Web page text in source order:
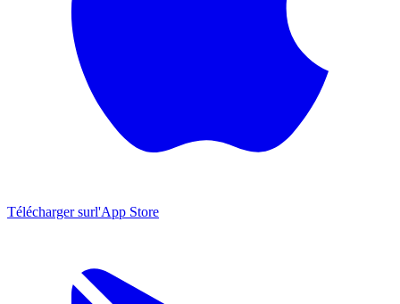
Télécharger surl'App Store